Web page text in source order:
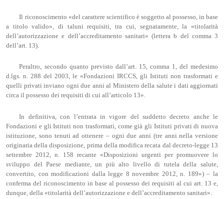
Il riconoscimento «del carattere scientifico è soggetto al possesso, in base
a titolo valido», di taluni requisiti, tra cui, segnatamente, la «titolarità
dell’autorizzazione e dell’accreditamento sanitari» (lettera b del comma 3
dell’art. 13).
Peraltro, secondo quanto previsto dall’art. 15, comma 1, del medesimo
d.lgs. n. 288 del 2003, le «Fondazioni IRCCS, gli Istituti non trasformati e
quelli privati inviano ogni due anni al Ministero della salute i dati aggiornati
circa il possesso dei requisiti di cui all’articolo 13».
In definitiva, con l’entrata in vigore del suddetto decreto anche le
Fondazioni e gli Istituti non trasformati, come già gli Istituti privati di nuova
istituzione, sono tenuti ad ottenere – ogni due anni (tre anni nella versione
originaria della disposizione, prima della modifica recata dal decreto-legge 13
settembre 2012, n. 158 recante «Disposizioni urgenti per promuovere lo
sviluppo del Paese mediante, un più alto livello di tutela della salute,
convertito, con modificazioni dalla legge 8 novembre 2012, n. 189») – la
conferma del riconoscimento in base al possesso dei requisiti al cui art. 13 e,
dunque, della «titolarità dell’autorizzazione e dell’accreditamento sanitari».